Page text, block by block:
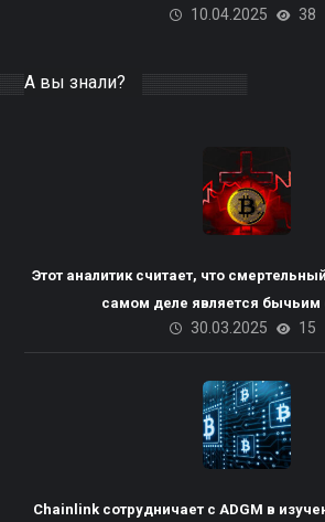
10.04.2025 38
А вы знали?
Этот аналитик считает, что
самом деле является бычьим
30.03.2025 15
Chainlink сотрудничает с ADGM в